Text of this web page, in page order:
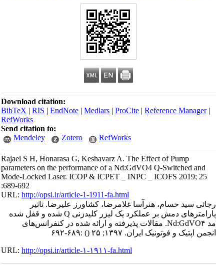
Download citation:
BibTeX|RIS|EndNote|Medlars|ProCite|Reference Manager
RefWorks
Send citation to:
Mendeley
Zotero RefWorks
Rajaei S H, Honarasa G, Keshavarz A. The Effect of Pump
parameters on the performance of a Nd:GdVO4 Q-Switched and
Mode-Locked Laser. ICOP & ICPET _ INPC _ ICOFS 2019; 25
:689-692
URL:http://opsi.ir/article-1-1911-fa.html
رجائی سید حسام، هنرآسا غلامرضا، کشاورز علیرضا. تاثیر
پارامترهای دمش بر عملکرد یک لیزر کلیدزنی Q شده و قفل شده
مد Nd:GdVO۴. مقالات پذیرفته و ارائه شده در کنفرانس‌های
انجمن اپتیک و فوتونیک ایران. ۱۳۹۷; ۲۵
() :۶۸۹-۶۹۲
URL:http://opsi.ir/article-۱-۱۹۱۱-fa.html